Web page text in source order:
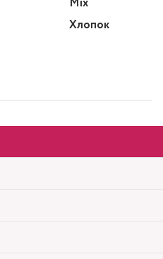
Хлопок